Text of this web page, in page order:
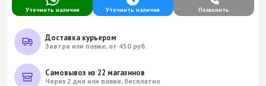
Уточнить наличие Уточнить наличие Позвонить
Доставка курьером
Завтра или позже, от 450 руб.
Самовывоз из 22 магазинов
Через 2 дня или позже, бесплатно